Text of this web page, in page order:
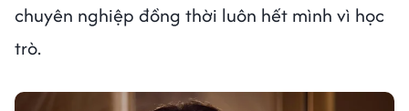
chuyên nghiệp đồng thời luôn hết mình vì học
trò.